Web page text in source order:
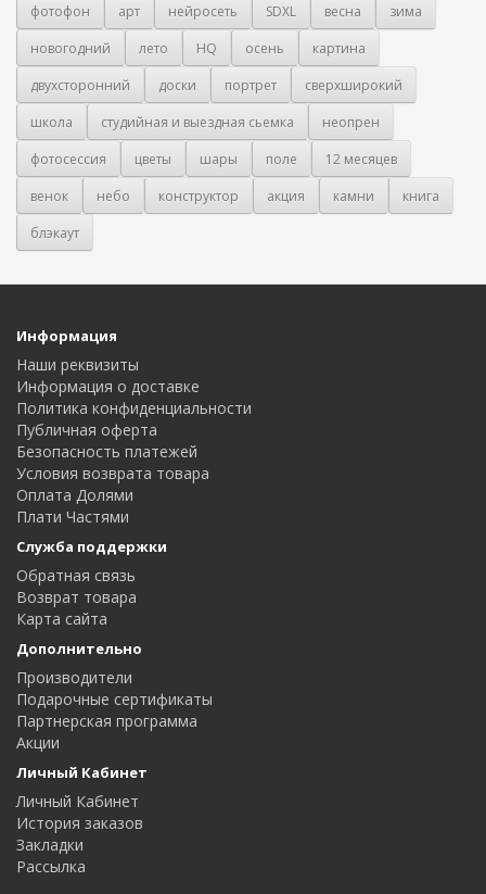
фотофон арт нейросеть SDXL весна
зима
новогодний
лето HQ осень
картина
двухсторонний
доски портрет
сверхширокий
школа
студийная и выездная сьемка
неопрен
фотосессия
цветы шары поле
12 месяцев
венок
небо конструктор акция камни
книга
блэкаут
Информация
Наши реквизиты
Информация о доставке
Политика конфиденциальности
Публичная оферта
Безопасность платежей
Условия возврата товара
Оплата Долями
Плати Частями
Служба поддержки
Обратная связь
Возврат товара
Карта сайта
Дополнительно
Производители
Подарочные сертификаты
Партнерская программа
Акции
Личный Кабинет
Личный Кабинет
История заказов
Закладки
Рассылка